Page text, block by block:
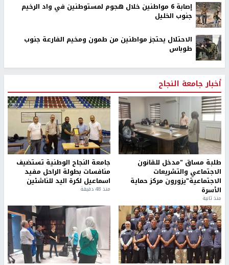
إصابة 6 مواطنين خلال هجوم لمستوطنين في واد الرخيم
جنوب الخليل
الاحتلال يحتجز مواطنين من طمون ومخيم الفارعة جنوب
طوباس
أخبار جامعة النجاح
طلبة مساق "مدخل للقانون
الاجتماعي والتشريعات
الاجتماعية"يزورون مركز حماية
الأسرة
منذ ثانية
جامعة النجاح الوطنية تستضيف
منافسات بطولة الراحل مفيد
اسماعيل لكرة اليد للناشئين
منذ 48 دقيقة